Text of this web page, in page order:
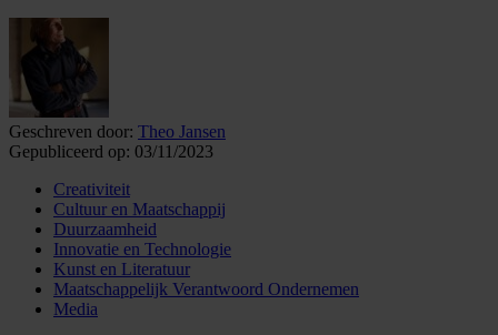
Geschreven door: Theo Jansen
Gepubliceerd op: 03/11/2023
Creativiteit
Cultuur en Maatschappij
Duurzaamheid
Innovatie en Technologie
Kunst en Literatuur
Maatschappelijk Verantwoord Ondernemen
Media